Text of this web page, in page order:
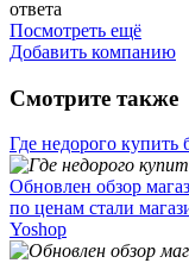
ответа
Посмотреть ещё
Добавить компанию
Смотрите также
Где недорого
Обновлен обзор
по ценам стали
Yoshop